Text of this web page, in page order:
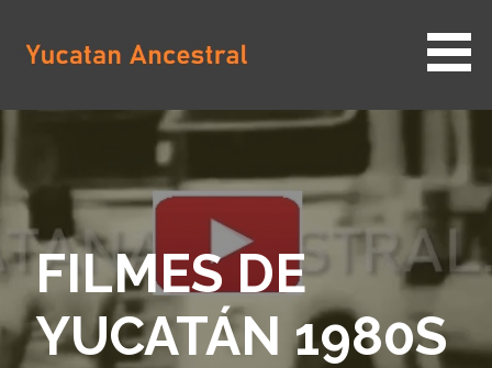
contenido
YUCATAN ANCESTRAL
FILMES DE
YUCATÁN 1980S